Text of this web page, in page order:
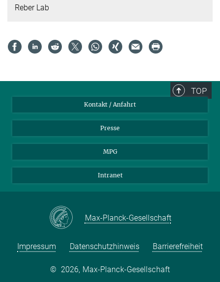
Reber Lab
TOP
Kontakt / Anfahrt
Presse
MPG
Intranet
Max-Planck-Gesellschaft
Impressum Datenschutzhinweis Barrierefreiheit
© 2026, Max-Planck-Gesellschaft